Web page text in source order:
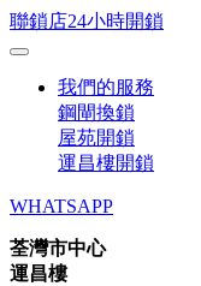
聯鎖店24小時開鎖
我們的服務
鋼閘換鎖
屋苑開鎖
運昌樓開鎖
WHATSAPP
荃灣市中心
運昌樓